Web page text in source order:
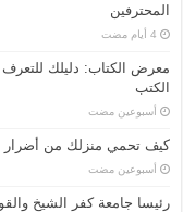
المحترفين
معرض الكتاب: دليلك
الكتب
‏أسبوعين مضت
كيف تحمي منزلك من أضرار
‏أسبوعين مضت
رئيسا جامعة كفر الشيخ